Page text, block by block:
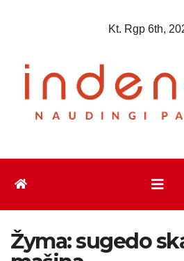
Kt. Rgp 6th,
Žyma:sugedo